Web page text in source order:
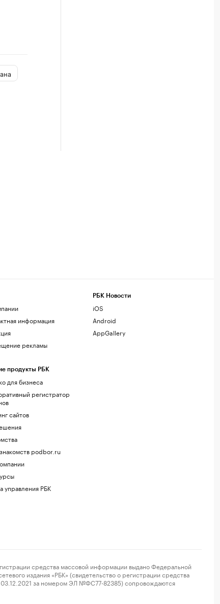
информация
рекламы
продукты РБК
для бизнеса
регистратор
сайтов
podbor.ru
управления РБК
РБК Новости
iOS
Android
AppGallery
средства массовой информации выдано Федеральной
издания «РБК» (свидетельство о регистрации средства
03.12.2021 за номером ЭЛ №ФС77-82385) сопровождаются